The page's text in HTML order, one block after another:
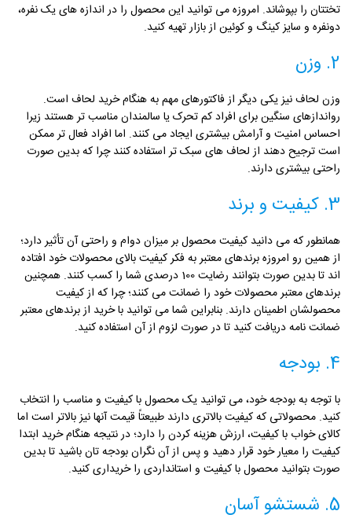
تختتان را بپوشاند. امروزه می توانید این محصول را در اندازه های یک نفره،
دونفره و سایز کینگ و کوئین از بازار تهیه کنید.
2. وزن
وزن لحاف نیز یکی دیگر از فاکتورهای مهم به هنگام خرید لحاف است.
رواندازهای سنگین برای افراد کم تحرک یا سالمندان مناسب تر هستند زیرا
احساس امنیت و آرامش بیشتری ایجاد می کنند. اما افراد فعال تر ممکن
است ترجیح دهند از لحاف های سبک تر استفاده کنند چرا که بدین صورت
راحتی بیشتری دارند.
3. کیفیت و برند
همانطور که می دانید کیفیت محصول بر میزان دوام و راحتی آن تأثیر دارد؛
از همین رو امروزه برندهای معتبر به فکر کیفیت بالای محصولات خود افتاده
اند تا بدین صورت بتوانند رضایت 100 درصدی شما را کسب کنند. همچنین
برندهای معتبر محصولات خود را ضمانت می کنند؛ چرا که از کیفیت
محصولشان اطمینان دارند. بنابراین شما می توانید با خرید از برندهای معتبر
ضمانت نامه دریافت کنید تا در صورت لزوم از آن استفاده کنید.
4. بودجه
با توجه به بودجه خود، می توانید یک محصول با کیفیت و مناسب را انتخاب
کنید. محصولاتی که کیفیت بالاتری دارند طبیعتاً قیمت آنها نیز بالاتر است اما
کالای خواب با کیفیت، ارزش هزینه کردن را دارد؛ در نتیجه هنگام خرید ابتدا
کیفیت را معیار خود قرار دهید و پس از آن نگران بودجه تان باشید تا بدین
صورت بتوانید محصول با کیفیت و استانداردی را خریداری کنید.
5. شستشو آسان